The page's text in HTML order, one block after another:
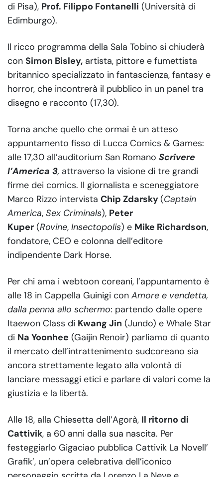
di Pisa), Prof. Filippo Fontanelli (Università di
Edimburgo).
Il ricco programma della Sala Tobino si chiuderà
con Simon Bisley, artista, pittore e fumettista
britannico specializzato in fantascienza, fantasy e
horror, che incontrerà il pubblico in un panel tra
disegno e racconto (17,30).
Torna anche quello che ormai è un atteso
appuntamento fisso di Lucca Comics & Games:
alle 17,30 all’auditorium San Romano Scrivere
l’America 3, attraverso la visione di tre grandi
firme dei comics. Il giornalista e sceneggiatore
Marco Rizzo intervista Chip Zdarsky(Captain
America, Sex Criminals), Peter
Kuper (Rovine, Insectopolis) e Mike Richardson,
fondatore, CEO e colonna dell’editore
indipendente Dark Horse.
Per chi ama i webtoon coreani, l’appuntamento è
alle 18 in Cappella Guinigi con Amore e vendetta,
dalla penna allo schermo: partendo dalle opere
Itaewon Class di Kwang Jin (Jundo) e Whale Star
di Na Yoonhee (Gaijin Renoir) parliamo di quanto
il mercato dell’intrattenimento sudcoreano sia
ancora strettamente legato alla volontà di
lanciare messaggi etici e parlare di valori come la
giustizia e la libertà.
Alle 18, alla Chiesetta dell’Agorà, Il ritorno di
Cattivik, a 60 anni dalla sua nascita. Per
festeggiarlo Gigaciao pubblica Cattivik La Novell’
Grafik’, un’opera celebrativa dell’iconico